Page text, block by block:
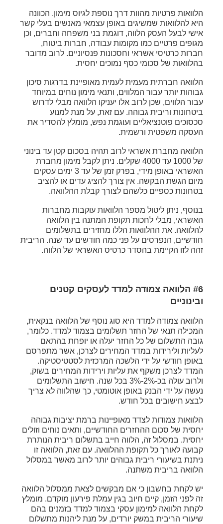
הלוואות פרטיות מהוות דרך נוספת לגיוס מימון. הכוונה
היא להלוואות שמשיגים באופן עצמאי מאנשים בעלי קשר
אישי לבעל העסק הלווה, דוגמת בני משפחה וחברים, וכן
מגופים פרטיים כמו מקומות עבודה, חברות ביטוח,
חברות כרטיסי אשראי וחסכונות פנסיוניים. לרוב מדובר
בהלוואות של סכומי כסף נמוכים יחסית.
הלוואה חברתית מעמית לעמית מאופיינת בדרגות סיכון
גבוהות יותר עבור המלווים, ותנאי מימון נוחים במיוחד
עבור הלווים, שכן לרוב אלו יעניקו הלוואה מבלי לדרוש
ביטחונות וריבית גבוהה. עם זאת, על מנת למנוע
סכסוכים פוטנציאליים ועוגמת נפש, מומלץ להסדיר את
העסקה משפטית ורשמית.
הלוואה מחברת אשראי לרוב תהיה בסכום קטן עד בינוני
של 1000 עד 4000 שקלים. ניתן לקבל מימון מחברת
האשראי באופן מידי, בפרק זמן של עד 3 ימים עסקים
מיום הגשת הבקשה. אין צורך להציג עדים או להציב
בטחונות כספיים כלשהם לצורך קבלת ההלוואה.
בנוסף, ניתן ליטול מספר הלוואות עוקבות מחברות
האשראי, מבלי לחכות תקופת המתנה בין הלוואה
להלוואה. את ההלוואות הללו מחזירים בתשלומים
חודשיים, הנפרסים על פני כמה חודשים עד שנה. הריבית
זהה לזו הקיימת בהסדר כרטיס האשראי של הלווה.
#6 הלוואה צמודה למדד לעסקים קטנים
ובינוניים
הלוואה צמודה למדד היא סוג נוסף של הלוואה בנקאית,
המכילה תנאי של החזר תשלומים בצמוד למדד. כלומר,
גובה התשלום של כל החזר יעלה או יופחת בהתאם
לעליות ולירידות במדד המחירים לצרכן, אשר מתפרסם
באופן חודשי על ידי הלשכה המרכזית לסטטיסטיקה.
המדד לצרכן משקף את עליות וירידות המחירים בשוק,
ולרוב עולה בכ-2%-3% בכל שנה. חישוב התשלומים
נעשה על ידי הבנק באופן אוטומטי, כך שהלווה לא צריך
לבצע חישובים בכל חודש.
הלוואות צמודות לצדד מאופיינות ברמת יציבות גבוהה
יחסית של סכום ההחזרים החודשיים, ותאים נוחים וזולים
יחסית. במסלול זה, הלווה חייב בתשלום ריבית הנותרת
קבועה לאורך כל תקופת ההלוואה. עם זאת, הלוואה זו
ניתנת בשיעורי ריבית גבוהים יותר לרוב מאשר במסלול
הלוואה בריבית משתנה.
יש לקחת בחשבון כי אם מבקשים לצאת ממסלול הלוואה
זה לפני הזמן, קיים חיוב בגין עמלת פירעון מוקדם. מומלץ
לקחת הלוואה למימון עסקי בצמוד למדד בזמנים בהם
שיעורי הריבית במשק יורדים, על מנת ליהנות מתשלום